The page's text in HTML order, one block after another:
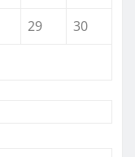
29
30